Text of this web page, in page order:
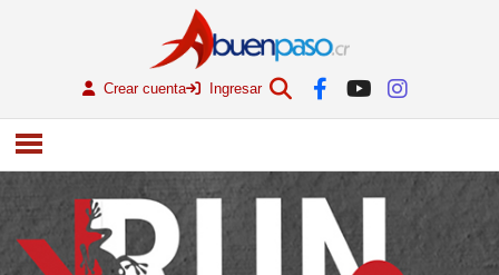
Crear cuenta Ingresar